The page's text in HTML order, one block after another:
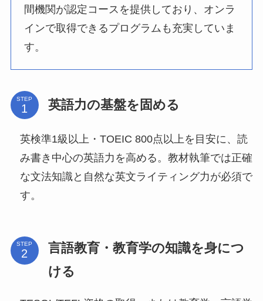
間機関が認定コースを提供しており、オンラ
インで取得できるプログラムも充実していま
す。
STEP 英語力の基盤を固める
英検準1級以上・TOEIC 800点以上を目安に、読
み書き中心の英語力を高める。教材執筆では正確
な文法知識と自然な英文ライティング力が必須で
す。
STEP
言語教育・教育学の知識を身につ
ける